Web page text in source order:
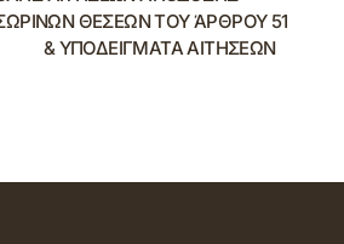
ΘΕΣΕΩΝ ΤΟΥ ΆΡΘΡΟΥ 51
ΥΠΟΔΕΙΓΜΑΤΑ ΑΙΤΗΣΕΩΝ